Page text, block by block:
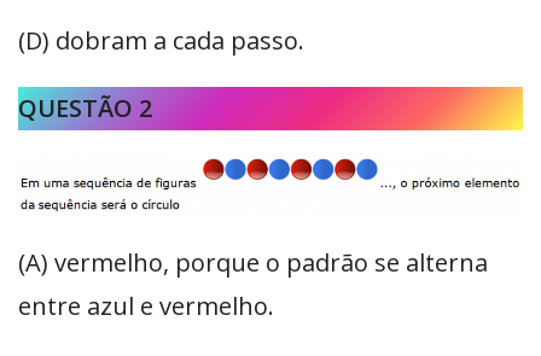
(D) dobram a cada passo.
QUESTÃO 2
(A) vermelho, porque o padrão se alterna
entre azul e vermelho.